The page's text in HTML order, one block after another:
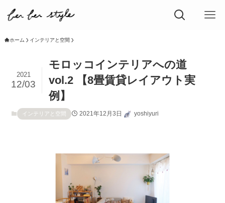
ホーム インテリアと空間
モロッコインテリアへの道
vol.2 【8畳賃貸レイアウト実
例】
2021
12/03
インテリアと空間 2021年12月3日 yoshiyuri